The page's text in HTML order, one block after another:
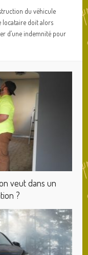
du véhicule
locataire doit alors
d’une indemnité pour
veut dans un
?